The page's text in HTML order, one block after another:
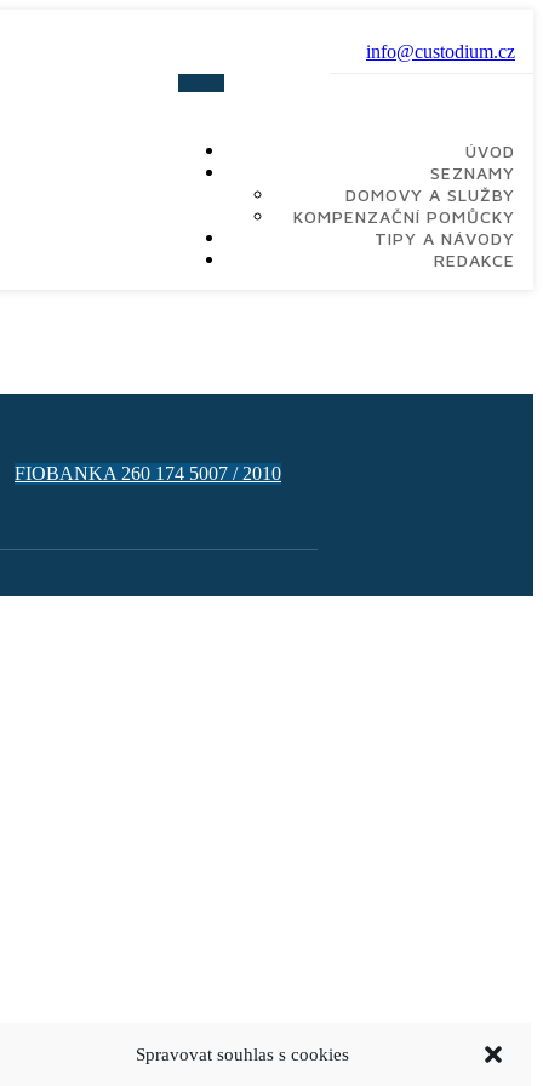
Spravovat souhlas s cookies
info@custodium.cz
ÚVOD
SEZNAMY
DOMOVY A SLUŽBY
KOMPENZAČNÍ POMŮCKY
TIPY A NÁVODY
REDAKCE
FIOBANKA 260 174 5007 / 2010